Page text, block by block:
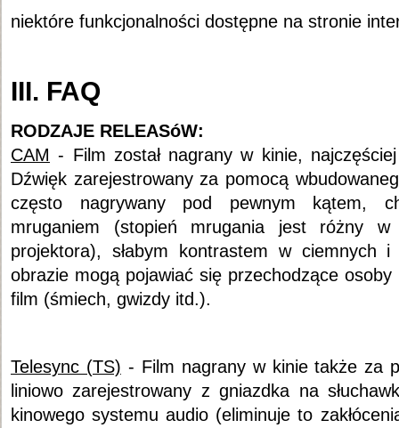
niektóre funkcjonalności dostępne na stronie
III. FAQ
RODZAJE RELEASóW:
CAM - Film został nagrany w kinie,
Dźwięk zarejestrowany za pomocą
często nagrywany pod pewnym kątem,
mruganiem (stopień mrugania jest różny
projektora), słabym kontrastem w ciemnych
obrazie mogą pojawiać się przechodzące
film (śmiech, gwizdy itd.).
Telesync (TS) - Film nagrany w kinie także za
liniowo zarejestrowany z gniazdka na
kinowego systemu audio (eliminuje to